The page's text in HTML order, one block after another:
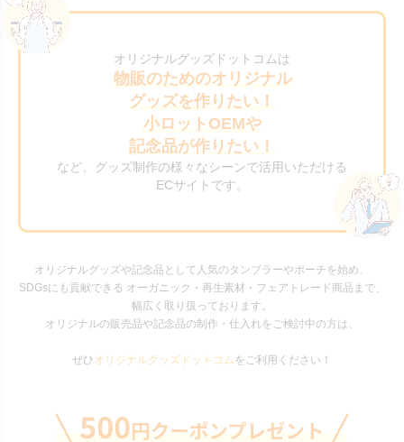
オリジナルグッズドットコムは
物販のためのオリジナル
グッズを作りたい！
小ロットOEMや
記念品が作りたい！
など、グッズ制作の様々なシーンで活用いただける
ECサイトです。
オリジナルグッズや記念品として人気のタンブラーやポーチを始め、
SDGsにも貢献できる オーガニック・再生素材・フェアトレード商品まで、
幅広く取り扱っております。
オリジナルの販売品や記念品の制作・仕入れをご検討中の方は、
ぜひオリジナルグッズドットコム をご利用ください！